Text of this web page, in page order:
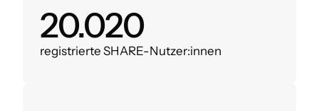
24.000
registrierte SHARE-Nutzer:innen